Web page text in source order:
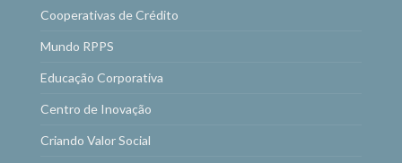
Cooperativas de Crédito
Mundo RPPS
Educação Corporativa
Centro de Inovação
Criando Valor Social